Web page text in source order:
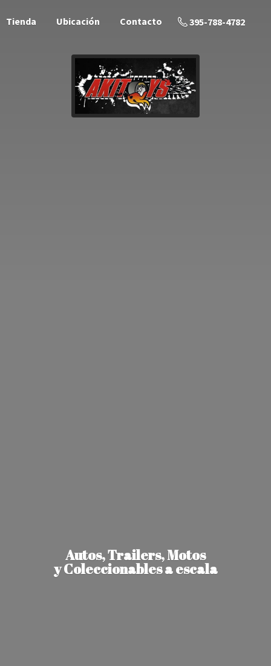
Tienda Ubicación Contacto 395-788-4782
Autos, Trailers, Motos
y Coleccionablesa escala